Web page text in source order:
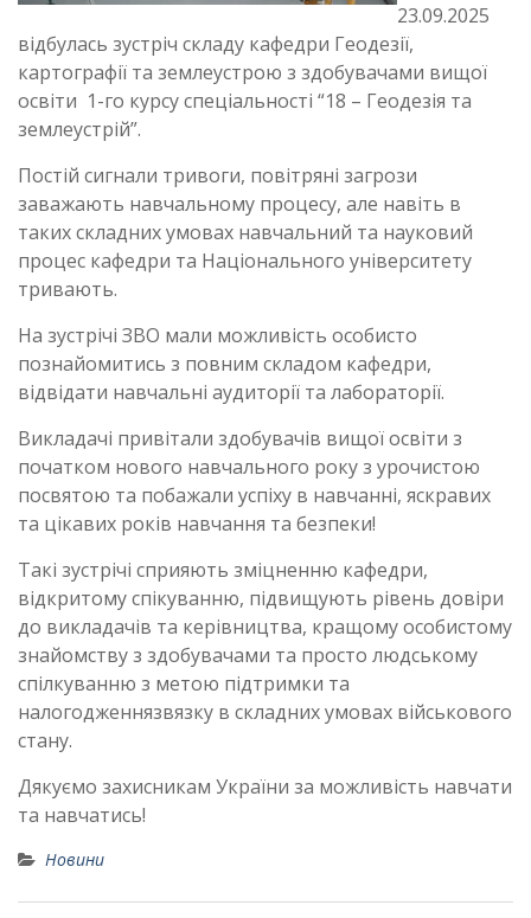
23.09.2025
відбулась зустріч складу кафедри Геодезії,
картографії та землеустрою з здобувачами вищої
освіти 1-го курсу спеціальності “18 – Геодезія та
землеустрій”.
Постій сигнали тривоги, повітряні загрози
заважають навчальному процесу, але навіть в
таких складних умовах навчальний та науковий
процес кафедри та Національного університету
тривають.
На зустрічі ЗВО мали можливість особисто
познайомитись з повним складом кафедри,
відвідати навчальні аудиторії та лабораторії.
Викладачі привітали здобувачів вищої освіти з
початком нового навчального року з урочистою
посвятою та побажали успіху в навчанні, яскравих
та цікавих років навчання та безпеки!
Такі зустрічі сприяють зміцненню кафедри,
відкритому спікуванню, підвищують рівень довіри
до викладачів та керівництва, кращому особистому
знайомству з здобувачами та просто людському
спілкуванню з метою підтримки та
налогодженнязвязку в складних умовах військового
стану.
Дякуємо захисникам України за можливість навчати
та навчатись!
Новини